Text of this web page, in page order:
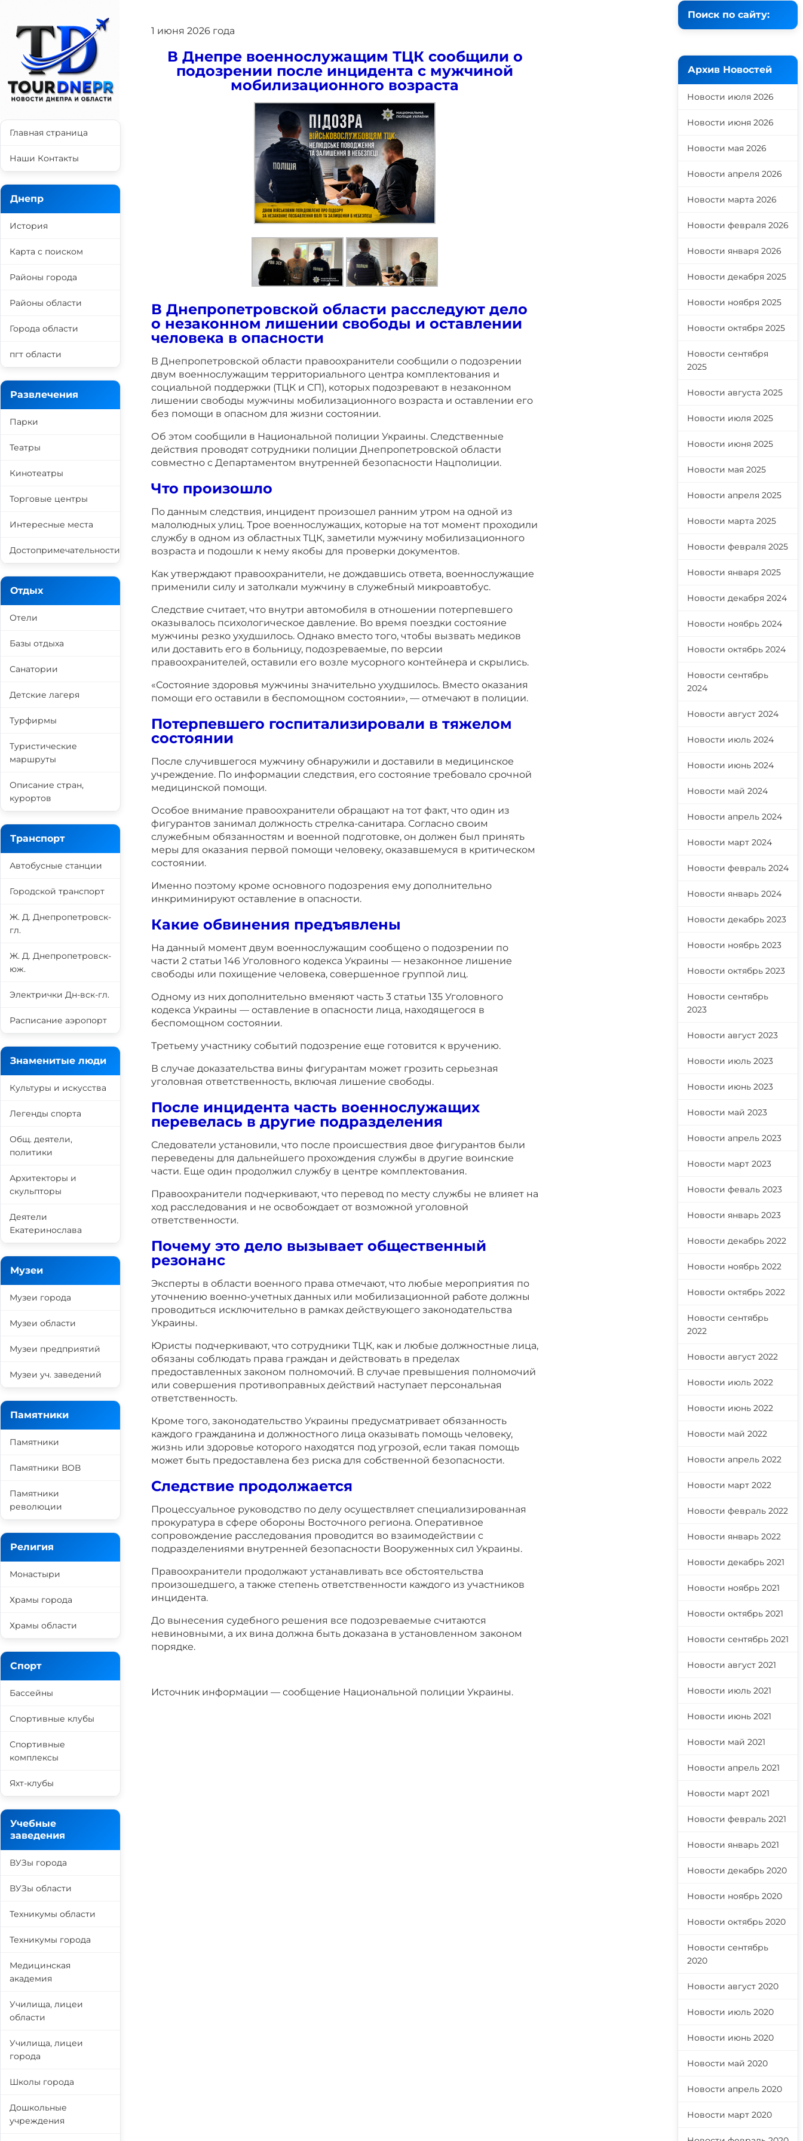
1 июня 2026 года
В Днепре военнослужащим ТЦК сообщили о
подозрении после инцидента с мужчиной
мобилизационного возраста
В Днепропетровской области расследуют дело
о незаконном лишении свободы и оставлении
человека в опасности
В Днепропетровской области правоохранители сообщили о подозрении
двум военнослужащим территориального центра комплектования и
социальной поддержки (ТЦК и СП), которых подозревают в незаконном
лишении свободы мужчины мобилизационного возраста и оставлении его
без помощи в опасном для жизни состоянии.
Об этом сообщили в Национальной полиции Украины. Следственные
действия проводят сотрудники полиции Днепропетровской области
совместно с Департаментом внутренней безопасности Нацполиции.
Что произошло
По данным следствия, инцидент произошел ранним утром на одной из
малолюдных улиц. Трое военнослужащих, которые на тот момент проходили
службу в одном из областных ТЦК, заметили мужчину мобилизационного
возраста и подошли к нему якобы для проверки документов.
Как утверждают правоохранители, не дождавшись ответа, военнослужащие
применили силу и затолкали мужчину в служебный микроавтобус.
Следствие считает, что внутри автомобиля в отношении потерпевшего
оказывалось психологическое давление. Во время поездки состояние
мужчины резко ухудшилось. Однако вместо того, чтобы вызвать медиков
или доставить его в больницу, подозреваемые, по версии
правоохранителей, оставили его возле мусорного контейнера и скрылись.
«Состояние здоровья мужчины значительно ухудшилось. Вместо оказания
помощи его оставили в беспомощном состоянии», — отмечают в полиции.
Потерпевшего госпитализировали в тяжелом
состоянии
После случившегося мужчину обнаружили и доставили в медицинское
учреждение. По информации следствия, его состояние требовало срочной
медицинской помощи.
Особое внимание правоохранители обращают на тот факт, что один из
фигурантов занимал должность стрелка-санитара. Согласно своим
служебным обязанностям и военной подготовке, он должен был принять
меры для оказания первой помощи человеку, оказавшемуся в критическом
состоянии.
Именно поэтому кроме основного подозрения ему дополнительно
инкриминируют оставление в опасности.
Какие обвинения предъявлены
На данный момент двум военнослужащим сообщено о подозрении по
части 2 статьи 146 Уголовного кодекса Украины — незаконное лишение
свободы или похищение человека, совершенное группой лиц.
Одному из них дополнительно вменяют часть 3 статьи 135 Уголовного
кодекса Украины — оставление в опасности лица, находящегося в
беспомощном состоянии.
Третьему участнику событий подозрение еще готовится к вручению.
В случае доказательства вины фигурантам может грозить серьезная
уголовная ответственность, включая лишение свободы.
После инцидента часть военнослужащих
перевелась в другие подразделения
Следователи установили, что после происшествия двое фигурантов были
переведены для дальнейшего прохождения службы в другие воинские
части. Еще один продолжил службу в центре комплектования.
Правоохранители подчеркивают, что перевод по месту службы не влияет на
ход расследования и не освобождает от возможной уголовной
ответственности.
Почему это дело вызывает общественный
резонанс
Эксперты в области военного права отмечают, что любые мероприятия по
уточнению военно-учетных данных или мобилизационной работе должны
проводиться исключительно в рамках действующего законодательства
Украины.
Юристы подчеркивают, что сотрудники ТЦК, как и любые должностные лица,
обязаны соблюдать права граждан и действовать в пределах
предоставленных законом полномочий. В случае превышения полномочий
или совершения противоправных действий наступает персональная
ответственность.
Кроме того, законодательство Украины предусматривает обязанность
каждого гражданина и должностного лица оказывать помощь человеку,
жизнь или здоровье которого находятся под угрозой, если такая помощь
может быть предоставлена без риска для собственной безопасности.
Следствие продолжается
Процессуальное руководство по делу осуществляет специализированная
прокуратура в сфере обороны Восточного региона. Оперативное
сопровождение расследования проводится во взаимодействии с
подразделениями внутренней безопасности Вооруженных сил Украины.
Правоохранители продолжают устанавливать все обстоятельства
произошедшего, а также степень ответственности каждого из участников
инцидента.
До вынесения судебного решения все подозреваемые считаются
невиновными, а их вина должна быть доказана в установленном законом
порядке.
Источник информации — сообщение Национальной полиции Украины.
Главная страница
Наши Контакты
Днепр
История
Карта с поиском
Районы города
Районы области
Города области
пгт области
Развлечения
Парки
Театры
Кинотеатры
Торговые центры
Интересные места
Достопримечательности
Отдых
Отели
Базы отдыха
Санатории
Детские лагеря
Турфирмы
Туристические
маршруты
Описание стран,
курортов
Транспорт
Автобусные станции
Городской транспорт
Ж. Д. Днепропетровск-
гл.
Ж. Д. Днепропетровск-
юж.
Электрички Дн-вск-гл.
Расписание аэропорт
Знаменитые люди
Культуры и искусства
Легенды спорта
Общ. деятели,
политики
Архитекторы и
скульпторы
Деятели
Екатеринослава
Музеи
Музеи города
Музеи области
Музеи предприятий
Музеи уч. заведений
Памятники
Памятники
Памятники ВОВ
Памятники
революции
Религия
Монастыри
Храмы города
Храмы области
Спорт
Бассейны
Спортивные клубы
Спортивные
комплексы
Яхт-клубы
Учебные
заведения
ВУЗы города
ВУЗы области
Техникумы области
Техникумы города
Медицинская
академия
Училища, лицеи
области
Училища, лицеи
города
Школы города
Дошкольные
учреждения
Поиск по сайту:
Архив Новостей
Новости июля 2026
Новости июня 2026
Новости мая 2026
Новости апреля 2026
Новости марта 2026
Новости февраля 2026
Новости января 2026
Новости декабря 2025
Новости ноября 2025
Новости октября 2025
Новости сентября
2025
Новости августа 2025
Новости июля 2025
Новости июня 2025
Новости мая 2025
Новости апреля 2025
Новости марта 2025
Новости февраля 2025
Новости января 2025
Новости декабря 2024
Новости ноябрь 2024
Новости октябрь 2024
Новости сентябрь
2024
Новости август 2024
Новости июль 2024
Новости июнь 2024
Новости май 2024
Новости апрель 2024
Новости март 2024
Новости февраль 2024
Новости январь 2024
Новости декабрь 2023
Новости ноябрь 2023
Новости октябрь 2023
Новости сентябрь
2023
Новости август 2023
Новости июль 2023
Новости июнь 2023
Новости май 2023
Новости апрель 2023
Новости март 2023
Новости феваль 2023
Новости январь 2023
Новости декабрь 2022
Новости ноябрь 2022
Новости октябрь 2022
Новости сентябрь
2022
Новости август 2022
Новости июль 2022
Новости июнь 2022
Новости май 2022
Новости апрель 2022
Новости март 2022
Новости февраль 2022
Новости январь 2022
Новости декабрь 2021
Новости ноябрь 2021
Новости октябрь 2021
Новости сентябрь 2021
Новости август 2021
Новости июль 2021
Новости июнь 2021
Новости май 2021
Новости апрель 2021
Новости март 2021
Новости февраль 2021
Новости январь 2021
Новости декабрь 2020
Новости ноябрь 2020
Новости октябрь 2020
Новости сентябрь
2020
Новости август 2020
Новости июль 2020
Новости июнь 2020
Новости май 2020
Новости апрель 2020
Новости март 2020